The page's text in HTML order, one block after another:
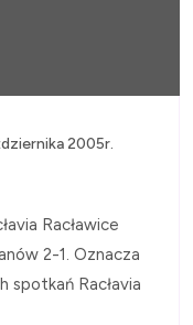
2005r.
Racławice
2-1. Oznacza
spotkań Racłavia